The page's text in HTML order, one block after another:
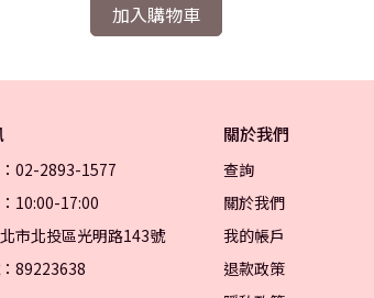
加入購物車
02-2893-1577
10:00-17:00
市北投區光明路143號
89223638
關於我們
查詢
關於我們
我的帳戶
退款政策